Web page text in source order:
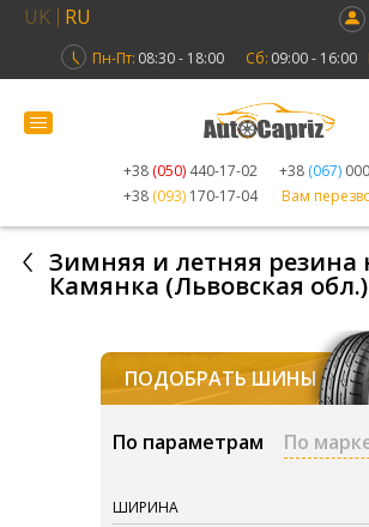
UK RU
Пн-Пт: 08:30 - 18:00 Сб: 09:00 - 16:00
+38 (050) 440-17-02 +38 (067)
+38 (093) 170-17-04 Вам
Зимняя и летняя резина
Камянка (Львовская обл.)
ПОДОБРАТЬ ШИНЫ
По параметрам По
ШИРИНА